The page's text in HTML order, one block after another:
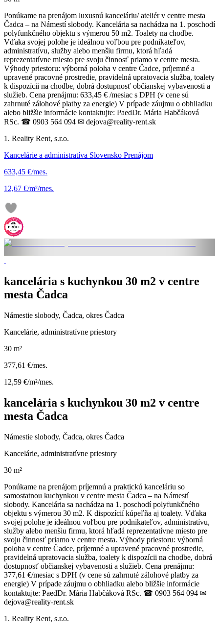
Ponúkame na prenájom luxusnú kanceláriu/ ateliér v centre mesta
Čadca – na Námestí slobody. Kancelária sa nachádza na 1. poschodí
polyfunkčného objektu s výmerou 50 m2. Toalety na chodbe.
Vďaka svojej polohe je ideálnou voľbou pre podnikateľov,
administratívu, služby alebo menšiu firmu, ktorá hľadá
reprezentatívne miesto pre svoju činnosť priamo v centre mesta.
Výhody priestoru: výborná poloha v centre Čadce, príjemné a
upravené pracovné prostredie, pravidelná upratovacia služba, toalety
k dispozícii na chodbe, dobrá dostupnosť občianskej vybavenosti a
služieb. Cena prenájmu: 633,45 € /mesiac s DPH (v cene sú
zahrnuté zálohové platby za energie) V prípade záujmu o obhliadku
alebo bližšie informácie kontaktujte: PaedDr. Mária Habčáková
RSc. ☎ 0903 564 094 ✉ dejova@reality-rent.sk
1. Reality Rent, s.r.o.
Kancelárie a administratíva Slovensko Prenájom
633,45 €/mes.
12,67 €/m²/mes.
kancelária s kuchynkou 30 m2 v centre
mesta Čadca
Námestie slobody, Čadca, okres Čadca
Kancelárie, administratívne priestory
30 m²
377,61 €/mes.
12,59 €/m²/mes.
kancelária s kuchynkou 30 m2 v centre
mesta Čadca
Námestie slobody, Čadca, okres Čadca
Kancelárie, administratívne priestory
30 m²
Ponúkame na prenájom príjemnú a praktickú kanceláriu so
samostatnou kuchynkou v centre mesta Čadca – na Námestí
slobody. Kancelária sa nachádza na 1. poschodí polyfunkčného
objektu s výmerou 30 m2. K dispozícií kúpeľňa aj toalety. Vďaka
svojej polohe je ideálnou voľbou pre podnikateľov, administratívu,
služby alebo menšiu firmu, ktorá hľadá reprezentatívne miesto pre
svoju činnosť priamo v centre mesta. Výhody priestoru: výborná
poloha v centre Čadce, príjemné a upravené pracovné prostredie,
pravidelná upratovacia služba, toalety k dispozícii na chodbe, dobrá
dostupnosť občianskej vybavenosti a služieb. Cena prenájmu:
377,61 €/mesiac s DPH (v cene sú zahrnuté zálohové platby za
energie) V prípade záujmu o obhliadku alebo bližšie informácie
kontaktujte: PaedDr. Mária Habčáková RSc. ☎ 0903 564 094 ✉
dejova@reality-rent.sk
1. Reality Rent, s.r.o.